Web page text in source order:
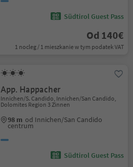
Südtirol Guest Pass
Od 140€
1 nocleg / 1 mieszkanie w tym podatek VAT
App. Happacher
Innichen/S. Candido, Innichen/San Candido,
Dolomites Region 3 Zinnen
98 m od Innichen/San Candido
centrum
Südtirol Guest Pass